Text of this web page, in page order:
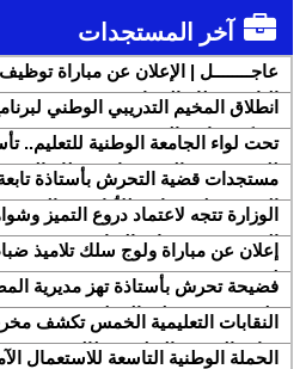
آخر المستجدات
الثانية بقطاع الشباب
شركة هواوي المغرب
تحت لواء الجامعة الوطنية للتعليم..
مكتبها الوطني
مستجدات قضية التحرش بأستاذة تابعة
الفنيدق ولجنة تابعة للأكاديمية
تطوان الحسيمة، تحل بذات المديرية
الوزارة تتجه لاعتماد دروع التميز
التربوي بمؤسسات الريادة
إعلان عن مباراة ولوج سلك تلاميذ
لسنة 2026
فضيحة تحرش بأستاذة تهز مديرية
ولجنة تفتيش على الخط
وزارة التربية والتعليم وتطالب بتسريع
الحملة الوطنية التاسعة للاستعمال